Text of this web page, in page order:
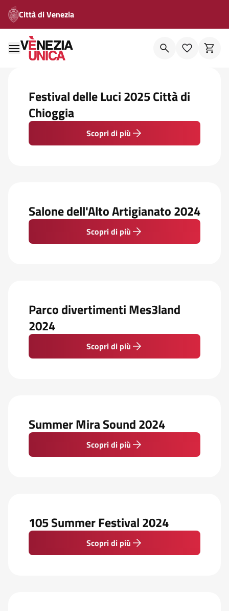
Città di Venezia
Festival delle Luci 2025 Città di
Chioggia
Scopri di più
Salone dell'Alto Artigianato 2024
Scopri di più
Parco divertimenti Mes3land
2024
Scopri di più
Summer Mira Sound 2024
Scopri di più
105 Summer Festival 2024
Scopri di più